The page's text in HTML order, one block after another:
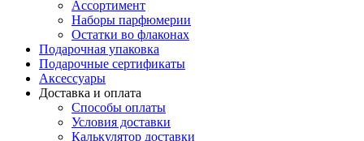
Ассортимент
Наборы парфюмерии
Остатки во флаконах
Подарочная упаковка
Подарочные сертификаты
Аксессуары
Доставка и оплата
Способы оплаты
Условия доставки
Калькулятор доставки